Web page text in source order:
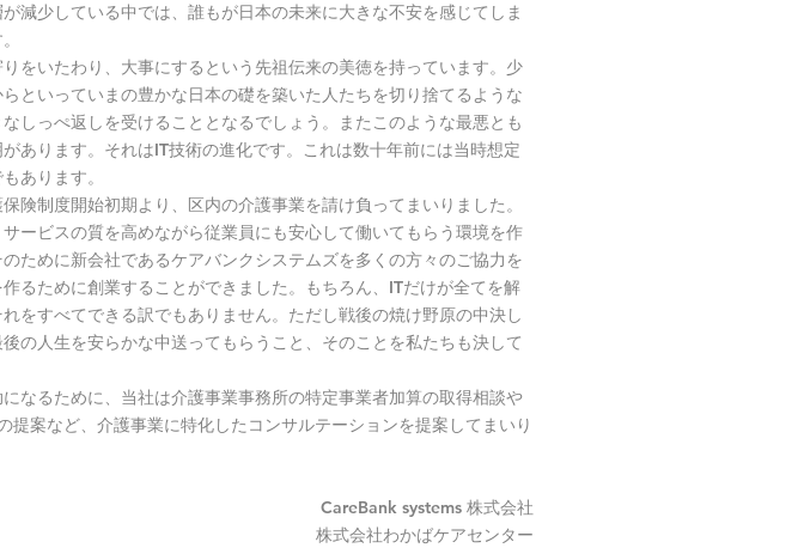
減少している中では、誰もが日本の未来に大きな不安を感じてしま
をいたわり、大事にするという先祖伝来の美徳を持っています。少
といっていまの豊かな日本の礎を築いた人たちを切り捨てるような
しっぺ返しを受けることとなるでしょう。またこのような最悪とも
あります。それはIT技術の進化です。これは数十年前には当時想定
あります。
険制度開始初期より、区内の介護事業を請け負ってまいりました。
ービスの質を高めながら従業員にも安心して働いてもらう環境を作
ために新会社であるケアバンクシステムズを多くの方々のご協力を
るために創業することができました。もちろん、ITだけが全てを解
をすべてできる訳でもありません。ただし戦後の焼け野原の中決し
の人生を安らかな中送ってもらうこと、そのことを私たちも決して
なるために、当社は介護事業事務所の特定事業者加算の取得相談や
提案など、介護事業に特化したコンサルテーションを提案してまいり
CareBank systems 株式会社
株式会社わかばケアセンター